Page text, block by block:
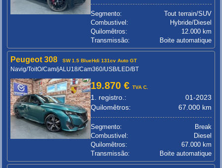
Segmento:
Tout terrain/SUV
Combustivel:
Hybride/Diesel
Quilomêtros:
12.000 km
Transmissão:
Boite automatique
Peugeot 308 SW 1.5 BlueHdi 131cv Auto GT
Navig/ToitO/Cam/jALU18/Cam360/USB/LED/BT
19.870 €TVA C.
1. registro.:
01-2023
Quilomêtros:
67.000 km
Segmento:
Break
Combustivel:
Diesel
Quilomêtros:
67.000 km
Transmissão:
Boite automatique